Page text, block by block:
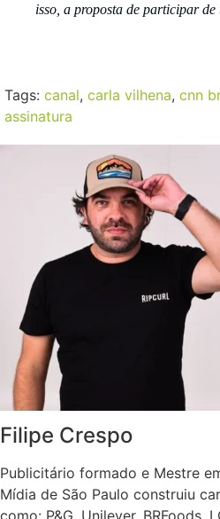
isso, a proposta de participar
Tags: canal, carla vilhena, cnn
assinatura
Filipe Crespo
Publicitário formado e Mestre
Mídia de São Paulo construiu